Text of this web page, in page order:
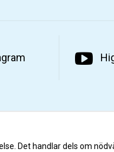
Det handlar dels om